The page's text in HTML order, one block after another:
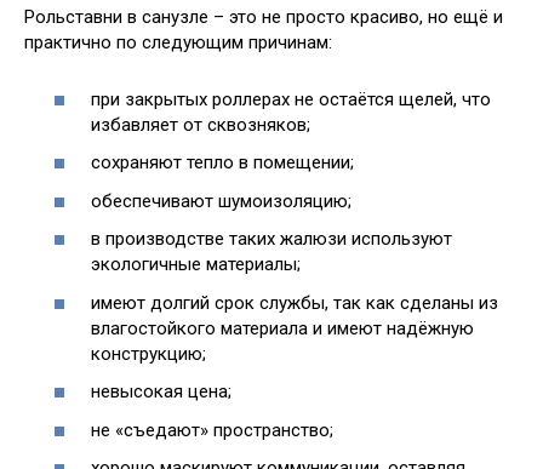
Рольставни в санузле – это не просто красиво, но ещё и
практично по следующим причинам:
при закрытых роллерах не остаётся щелей, что
избавляет от сквозняков;
сохраняют тепло в помещении;
обеспечивают шумоизоляцию;
в производстве таких жалюзи используют
экологичные материалы;
имеют долгий срок службы, так как сделаны из
влагостойкого материала и имеют надёжную
конструкцию;
невысокая цена;
не «съедают» пространство;